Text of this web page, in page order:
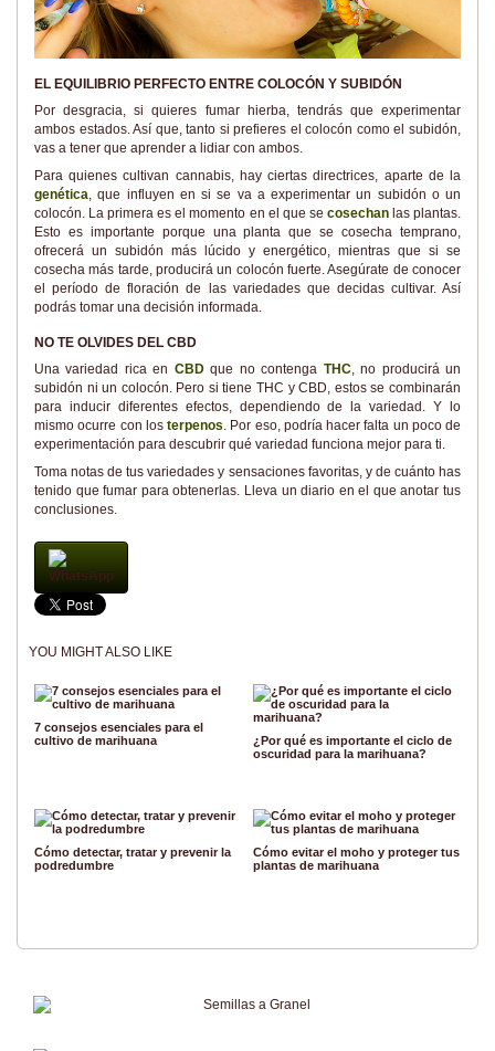
EL EQUILIBRIO PERFECTO ENTRE COLOCÓN Y SUBIDÓN
Por desgracia, si quieres fumar hierba, tendrás que experimentar
ambos estados. Así que, tanto si prefieres el colocón como el subidón,
vas a tener que aprender a lidiar con ambos.
Para quienes cultivan cannabis, hay ciertas directrices, aparte de la
genética, que influyen en si se va a experimentar un subidón o un
colocón. La primera es el momento en el que se cosechan las plantas.
Esto es importante porque una planta que se cosecha temprano,
ofrecerá un subidón más lúcido y energético, mientras que si se
cosecha más tarde, producirá un colocón fuerte. Asegúrate de conocer
el período de floración de las variedades que decidas cultivar. Así
podrás tomar una decisión informada.
NO TE OLVIDES DEL CBD
Una variedad rica en CBDque no contenga THC, no producirá un
subidón ni un colocón. Pero si tiene THC y CBD, estos se combinarán
para inducir diferentes efectos, dependiendo de la variedad. Y lo
mismo ocurre con los terpenos . Por eso, podría hacer falta un poco de
experimentación para descubrir qué variedad funciona mejor para ti.
Toma notas de tus variedades y sensaciones favoritas, y de cuánto has
tenido que fumar para obtenerlas. Lleva un diario en el que anotar tus
conclusiones.
WhatsApp
YOU MIGHT ALSO LIKE
7 consejos esenciales para el
cultivo de marihuana
¿Por qué es importante el ciclo de
oscuridad para la marihuana?
Cómo detectar, tratar y prevenir la
podredumbre
Cómo evitar el moho y proteger tus
plantas de marihuana